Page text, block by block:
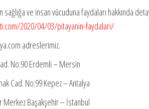
sağlığa ve insan vücuduna faydaları hakkında
2020/04/03/pitayanin-faydalari/
adreslerimiz.
No:90 Erdemli – Mersin
Cad. No:99 Kepez – Antalya
Merkez Başakşehir – İstanbul